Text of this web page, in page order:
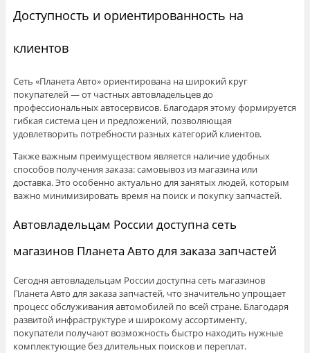
Доступность и ориентированность на
клиентов
Сеть «Планета Авто» ориентирована на широкий круг
покупателей — от частных автовладельцев до
профессиональных автосервисов. Благодаря этому формируется
гибкая система цен и предложений, позволяющая
удовлетворить потребности разных категорий клиентов.
Также важным преимуществом является наличие удобных
способов получения заказа: самовывоз из магазина или
доставка. Это особенно актуально для занятых людей, которым
важно минимизировать время на поиск и покупку запчастей.
Автовладельцам России доступна сеть
магазинов Планета Авто для заказа запчастей
Сегодня автовладельцам России доступна сеть магазинов
Планета Авто для заказа запчастей, что значительно упрощает
процесс обслуживания автомобилей по всей стране. Благодаря
развитой инфраструктуре и широкому ассортименту,
покупатели получают возможность быстро находить нужные
комплектующие без длительных поисков и переплат.